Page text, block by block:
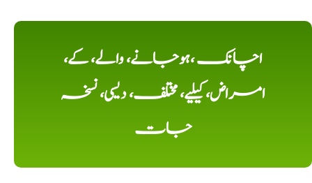
اچانک ،ہوجانے، والے، کے،
امراض، کیلیے، مختلف، دیسی، نسخہ
جات